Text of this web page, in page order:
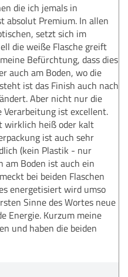
die ich jemals in
absolut Premium. In allen
setzt sich im
die weiße Flasche greift
Befürchtung, dass dies
auch am Boden, wo die
ist das Finish auch nach
Aber nicht nur die
ist excellent.
wirklich heiß oder kalt
ist auch sehr
(kein Plastik - nur
am Boden ist auch ein
bei beiden Flaschen
energetisiert wird umso
Sinne des Wortes neue
Energie. Kurzum meine
und haben die beiden